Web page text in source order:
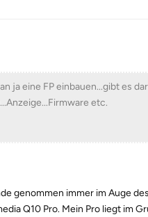
ja eine FP einbauen...gibt es
etc.
genommen immer im Auge
Q10 Pro. Mein Pro liegt im